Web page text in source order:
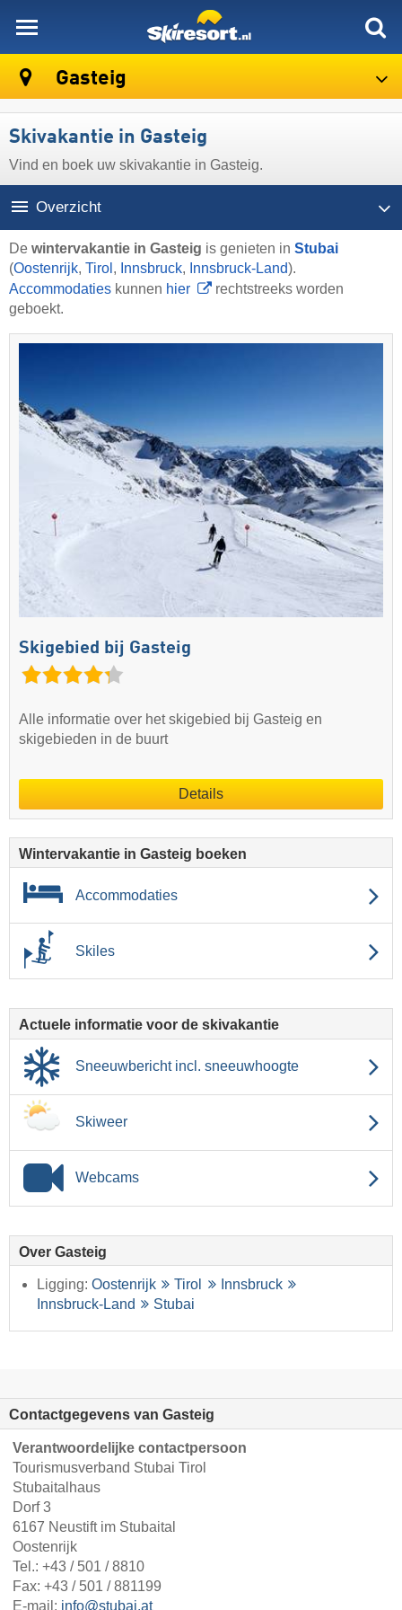
Gasteig
Skivakantie in Gasteig
Vind en boek uw skivakantie in Gasteig.
Overzicht
De wintervakantie in Gasteig is genieten in Stubai
(Oostenrijk, Tirol , Innsbruck, Innsbruck-Land).
Accommodaties kunnen hier
rechtstreeks worden
geboekt.
Skigebied bij Gasteig
Alle informatie over het skigebied bij Gasteig en
skigebieden in de buurt
Details
Wintervakantie in Gasteig boeken
Accommodaties
Skiles
Actuele informatie voor de skivakantie
Sneeuwbericht incl. sneeuwhoogte
Skiweer
Webcams
Over Gasteig
Ligging: Oostenrijk Tirol
Innsbruck
Innsbruck-Land
Stubai
Contactgegevens van Gasteig
Verantwoordelijke contactpersoon
Tourismusverband Stubai Tirol
Stubaitalhaus
Dorf 3
6167 Neustift im Stubaital
Oostenrijk
Tel.: +43 / 501 / 8810
Fax: +43 / 501 / 881199
E-mail: info@stubai.at